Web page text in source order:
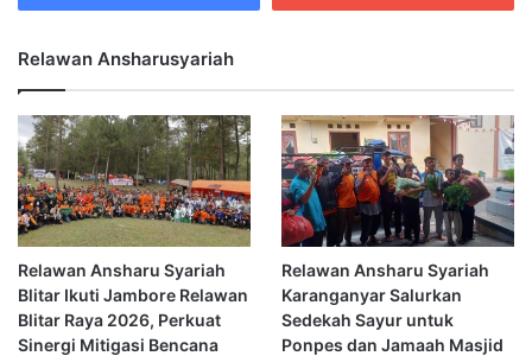
Relawan Ansharusyariah
Relawan Ansharu Syariah
Blitar Ikuti Jambore Relawan
Blitar Raya 2026, Perkuat
Sinergi Mitigasi Bencana
Relawan Ansharu Syariah
Karanganyar Salurkan
Sedekah Sayur untuk
Ponpes dan Jamaah Masjid